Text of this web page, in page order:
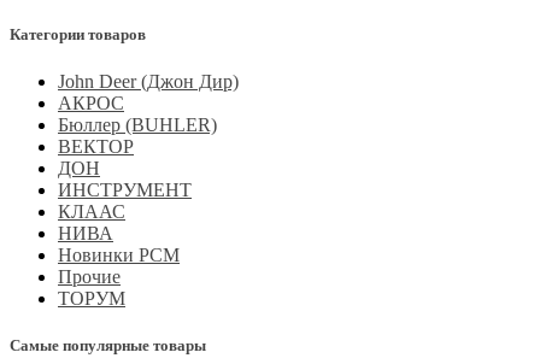
Категории товаров
John Deer (Джон Дир)
АКРОС
Бюллер (BUHLER)
ВЕКТОР
ДОН
ИНСТРУМЕНТ
КЛААС
НИВА
Новинки РСМ
Прочие
ТОРУМ
Самые популярные товары